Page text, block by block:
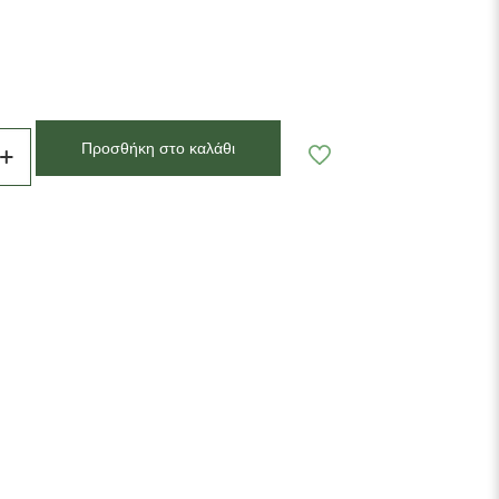
λίγα ανθικά στελέχη, μια κούπα, ζεστό
βοτανικό τσάι που συγχρόνως προσφέρει
Προσθήκη στο καλάθι